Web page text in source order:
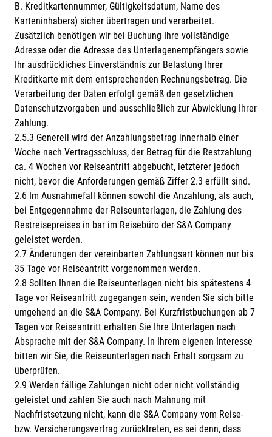
B. Kreditkartennummer, Gültigkeitsdatum, Name des
Karteninhabers) sicher übertragen und verarbeitet.
Zusätzlich benötigen wir bei Buchung Ihre vollständige
Adresse oder die Adresse des Unterlagenempfängers sowie
Ihr ausdrückliches Einverständnis zur Belastung Ihrer
Kreditkarte mit dem entsprechenden Rechnungsbetrag. Die
Verarbeitung der Daten erfolgt gemäß den gesetzlichen
Datenschutzvorgaben und ausschließlich zur Abwicklung Ihrer
Zahlung.
2.5.3 Generell wird der Anzahlungsbetrag innerhalb einer
Woche nach Vertragsschluss, der Betrag für die Restzahlung
ca. 4 Wochen vor Reiseantritt abgebucht, letzterer jedoch
nicht, bevor die Anforderungen gemäß Ziffer 2.3 erfüllt sind.
2.6 Im Ausnahmefall können sowohl die Anzahlung, als auch,
bei Entgegennahme der Reiseunterlagen, die Zahlung des
Restreisepreises in bar im Reisebüro der S&A Company
geleistet werden.
2.7 Änderungen der vereinbarten Zahlungsart können nur bis
35 Tage vor Reiseantritt vorgenommen werden.
2.8 Sollten Ihnen die Reiseunterlagen nicht bis spätestens 4
Tage vor Reiseantritt zugegangen sein, wenden Sie sich bitte
umgehend an die S&A Company. Bei Kurzfristbuchungen ab 7
Tagen vor Reiseantritt erhalten Sie Ihre Unterlagen nach
Absprache mit der S&A Company. In Ihrem eigenen Interesse
bitten wir Sie, die Reiseunterlagen nach Erhalt sorgsam zu
überprüfen.
2.9 Werden fällige Zahlungen nicht oder nicht vollständig
geleistet und zahlen Sie auch nach Mahnung mit
Nachfristsetzung nicht, kann die S&A Company vom Reise-
bzw. Versicherungsvertrag zurücktreten, es sei denn, dass